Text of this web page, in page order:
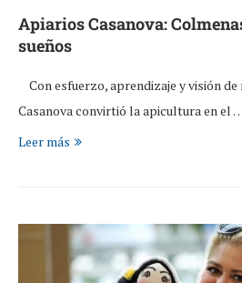
Apiarios Casanova:
sueños
Con esfuerzo, aprendizaje y visión
Casanova convirtió la apicultura en el
Leer más